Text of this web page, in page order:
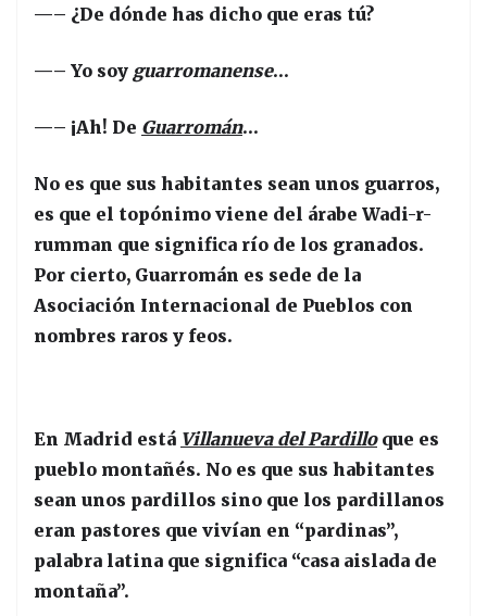
—– ¿De dónde has dicho que eras tú?
—– Yo soy guarromanense…
—– ¡Ah! De Guarromán…
No es que sus habitantes sean unos guarros,
es que el topónimo viene del árabe Wadi-r-
rumman que significa río de los granados.
Por cierto, Guarromán es sede de la
Asociación Internacional de Pueblos con
nombres raros y feos.
En Madrid está Villanueva del Pardilloque es
pueblo montañés. No es que sus habitantes
sean unos pardillos sino que los pardillanos
eran pastores que vivían en “pardinas”,
palabra latina que significa “casa aislada de
montaña”.